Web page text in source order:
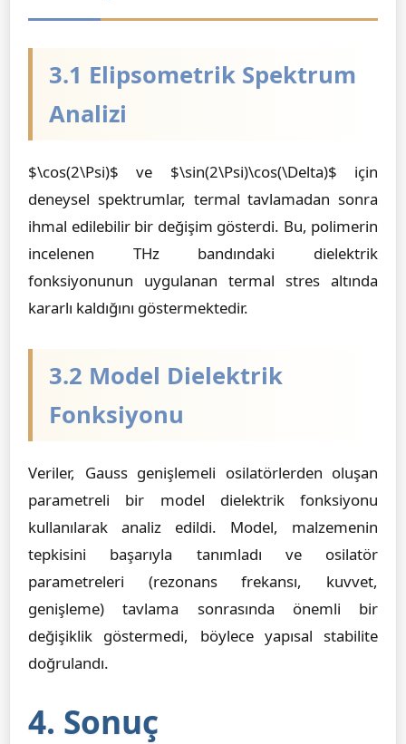
3.1 Elipsometrik Spektrum
Analizi
$\cos(2\Psi)$ ve $\sin(2\Psi)\cos(\Delta)$ için
deneysel spektrumlar, termal tavlamadan sonra
ihmal edilebilir bir değişim gösterdi. Bu, polimerin
incelenen THz bandındaki dielektrik
fonksiyonunun uygulanan termal stres altında
kararlı kaldığını göstermektedir.
3.2 Model Dielektrik
Fonksiyonu
Veriler, Gauss genişlemeli osilatörlerden oluşan
parametreli bir model dielektrik fonksiyonu
kullanılarak analiz edildi. Model, malzemenin
tepkisini başarıyla tanımladı ve osilatör
parametreleri (rezonans frekansı, kuvvet,
genişleme) tavlama sonrasında önemli bir
değişiklik göstermedi, böylece yapısal stabilite
doğrulandı.
4. Sonuç